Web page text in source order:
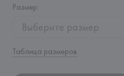
Размер:
Выберите размер
Таблица размеров